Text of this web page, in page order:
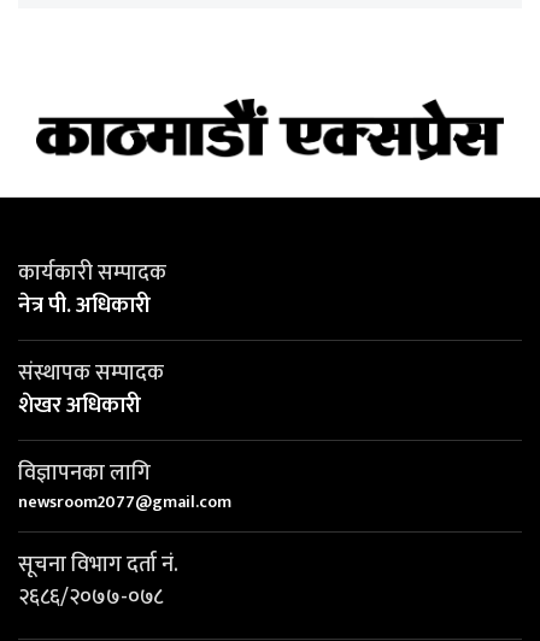
कार्यकारी सम्पादक
नेत्र पी. अधिकारी
संस्थापक सम्पादक
शेखर अधिकारी
विज्ञापनका लागि
newsroom2077@gmail.com
सूचना विभाग दर्ता नं.
२६८६/२०७७-०७८